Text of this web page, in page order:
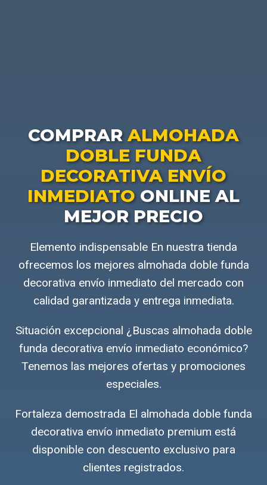
COMPRAR ALMOHADA
DOBLE FUNDA
DECORATIVA ENVÍO
INMEDIATOONLINE AL
MEJOR PRECIO
Elemento indispensable En nuestra tienda
ofrecemos los mejores almohada doble funda
decorativa envío inmediato del mercado con
calidad garantizada y entrega inmediata.
Situación excepcional ¿Buscas almohada doble
funda decorativa envío inmediato económico?
Tenemos las mejores ofertas y promociones
especiales.
Fortaleza demostrada El almohada doble funda
decorativa envío inmediato premium está
disponible con descuento exclusivo para
clientes registrados.